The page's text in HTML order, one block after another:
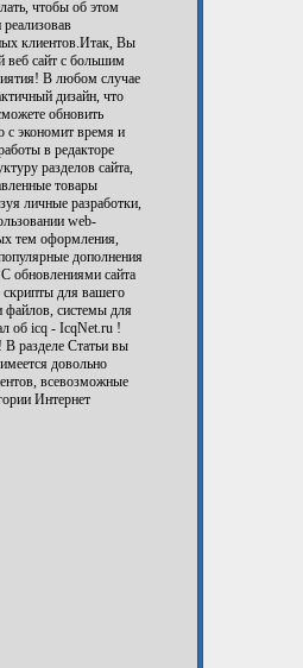
чтобы об этом
клиентов.Итак, Вы
веб сайт с большим
В любом случае
дизайн, что
обновить
с экономит время и
в редакторе
разделов сайта,
товары
личные разработки,
web-
тем оформления,
дополнения
обновлениями сайта
для вашего
файлов, системы для
об icq - IcqNet.ru !
разделе Статьи вы
довольно
всевозможные
Интернет